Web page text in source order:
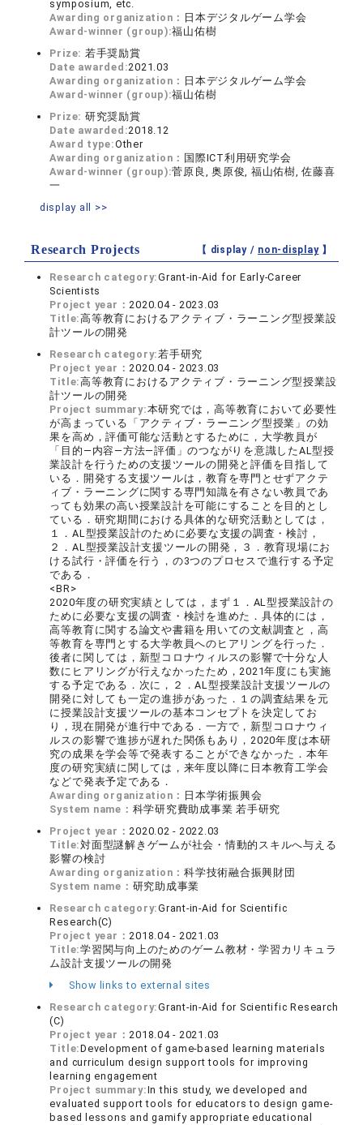
symposium, etc.
Awarding organization： 日本デジタルゲーム学会
Award-winner (group):福山佑樹
Prize: 若手奨励賞
Date awarded:2021.03
Awarding organization： 日本デジタルゲーム学会
Award-winner (group):福山佑樹
Prize: 研究奨励賞
Date awarded:2018.12
Award type:Other
Awarding organization： 国際ICT利用研究学会
Award-winner (group):菅原良, 奥原俊, 福山佑樹, 佐藤喜
一
display all >>
Research Projects 【 display / non-display】
Research category:Grant-in-Aid for Early-Career
Scientists
Project year： 2020.04 - 2023.03
Title:高等教育におけるアクティブ・ラーニング型授業設
計ツールの開発
Research category:若手研究
Project year： 2020.04 - 2023.03
Title:高等教育におけるアクティブ・ラーニング型授業設
計ツールの開発
Project summary:本研究では，高等教育において必要性
が高まっている「アクティブ・ラーニング型授業」の効
果を高め，評価可能な活動とするために，大学教員が
「目的―内容―方法―評価」のつながりを意識したAL型授
業設計を行うための支援ツールの開発と評価を目指して
いる．開発する支援ツールは，教育を専門とせずアクテ
ィブ・ラーニングに関する専門知識を有さない教員であ
っても効果の高い授業設計を可能にすることを目的とし
ている．研究期間における具体的な研究活動としては，
１．AL型授業設計のために必要な支援の調査・検討，
２．AL型授業設計支援ツールの開発，３．教育現場にお
ける試行・評価を行う，の3つのプロセスで進行する予定
である．
<BR>
2020年度の研究実績としては，まず１．AL型授業設計の
ために必要な支援の調査・検討を進めた．具体的には，
高等教育に関する論文や書籍を用いての文献調査と，高
等教育を専門とする大学教員へのヒアリングを行った．
後者に関しては，新型コロナウィルスの影響で十分な人
数にヒアリングが行えなかったため，2021年度にも実施
する予定である．次に，２．AL型授業設計支援ツールの
開発に対しても一定の進捗があった．１の調査結果を元
に授業設計支援ツールの基本コンセプトを決定してお
り，現在開発が進行中である．一方で，新型コロナウィ
ルスの影響で進捗が遅れた関係もあり，2020年度は本研
究の成果を学会等で発表することができなかった．本年
度の研究実績に関しては，来年度以降に日本教育工学会
などで発表予定である．
Awarding organization： 日本学術振興会
System name： 科学研究費助成事業 若手研究
Project year： 2020.02 - 2022.03
Title:対面型謎解きゲームが社会・情動的スキルへ与える
影響の検討
Awarding organization：科学技術融合振興財団
System name： 研究助成事業
Research category:Grant-in-Aid for Scientific
Research(C)
Project year： 2018.04 - 2021.03
Title:学習関与向上のためのゲーム教材・学習カリキュラ
ム設計支援ツールの開発
Show links to external sites
Research category:Grant-in-Aid for Scientific Research
(C)
Project year： 2018.04 - 2021.03
Title:Development of game-based learning materials
and curriculum design support tools for improving
learning engagement
Project summary:In this study, we developed and
evaluated support tools for educators to design game-
based lessons and gamify appropriate educational